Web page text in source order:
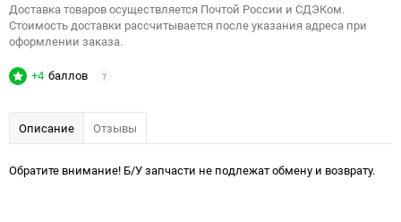
Доставка товаров осуществляется Почтой России и СДЭКом.
Стоимость доставки рассчитывается после указания адреса при
оформлении заказа.
+4 баллов ?
Описание Отзывы
Обратите внимание! Б/У запчасти не подлежат обмену и возврату.